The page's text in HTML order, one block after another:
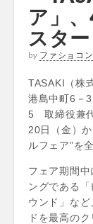
ア」
スター
by ファショコ
TASAKI（株
港島中町6－
5 取締役兼
20日（金）
ルフェア”を
フェア期間
ングである
ウンド」な
ドを最高の